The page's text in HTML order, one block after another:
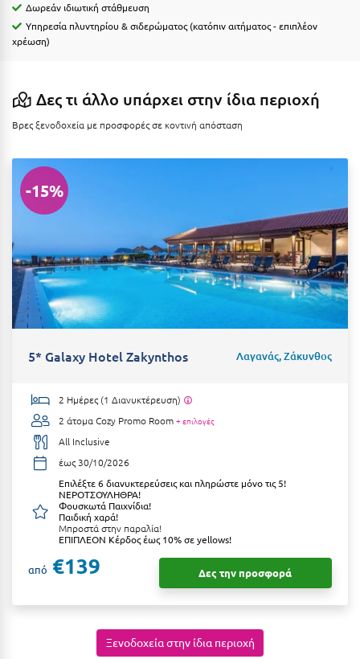
Ιωάννινα
Καβάλα
Καλάβρυτα
Καλαμάτα
Κάλαμος
Καλαμπάκα
Κάλυμνος
Καμένα Βούρλα
Καρδάμαινα
Κάρπαθος
Καρπενήσι
Κάρυστος
Κασσάνδρα
Δωρεάν ιδιωτική στάθμευση
Υπηρεσία πλυντηρίου & σιδερώματος (κατόπιν αιτήματος - επιπλέον
χρέωση)
Δες τι άλλο υπάρχει στην ίδια περιοχή
Βρες ξενοδοχεία με προσφορές σε κοντινή απόσταση
-15%
5* Galaxy Hotel Zakynthos Λαγανάς, Ζάκυνθος
2 Ημέρες (1 Διανυκτέρευση)
2 άτομαCozy Promo Room + επιλογές
All Inclusive
έως 30/10/2026
Επιλέξτε 6 διανυκτερεύσεις και πληρώστε μόνο τις 5!
ΝΕΡΟΤΣΟΥΛΗΘΡΑ!
Φουσκωτά Παιχνίδια!
Παιδική χαρά!
Μπροστά στην παραλία!
ΕΠΙΠΛΕΟΝ Κέρδος έως 10% σε yellows!
από €139 Δες την προσφορά
Ξενοδοχεία στην ίδια περιοχή